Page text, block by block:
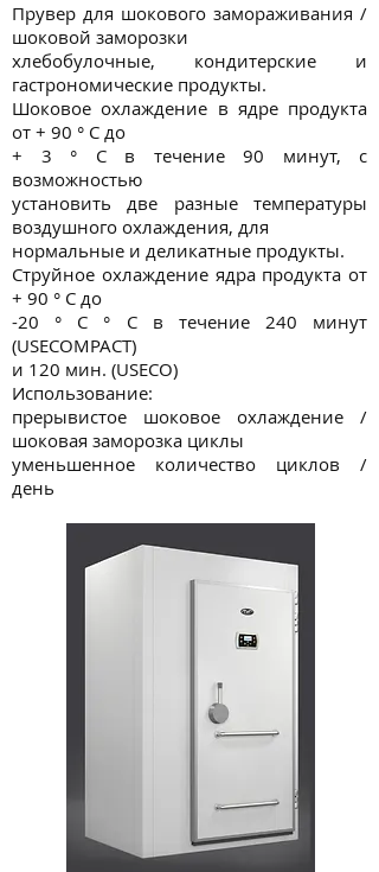
Прувер для шокового замораживания /
шоковой заморозки
хлебобулочные, кондитерские и
гастрономические продукты.
Шоковое охлаждение в ядре продукта
от + 90 ° C до
+ 3 ° С в течение 90 минут, с
возможностью
установить две разные температуры
воздушного охлаждения, для
нормальные и деликатные продукты.
Струйное охлаждение ядра продукта от
+ 90 ° С до
-20 ° C ° C в течение 240 минут
(USECOMPACT)
и 120 мин. (USECO)
Использование:
прерывистое шоковое охлаждение /
шоковая заморозка циклы
уменьшенное количество циклов /
день